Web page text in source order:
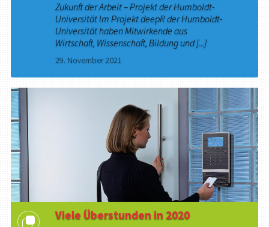
Zukunft der Arbeit – Projekt der Humboldt-
Universität Im Projekt deepR der Humboldt-
Universität haben Mitwirkende aus
Wirtschaft, Wissenschaft, Bildung und [...]
29. November 2021
Viele Überstunden in 2020